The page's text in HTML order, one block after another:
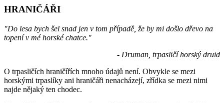
HRANIČÁŘI
"Do lesa bych šel snad jen v tom případě, že by mi došlo dřevo na
topení v mé horské chatce."
- Druman, trpasličí horský druid
O trpasličích hraničířích mnoho údajů není. Obvykle se mezi
horskými trpaslíky ani hraničáři nenacházejí, zřídka se mezi nimi
najde nějaký ten chodec.